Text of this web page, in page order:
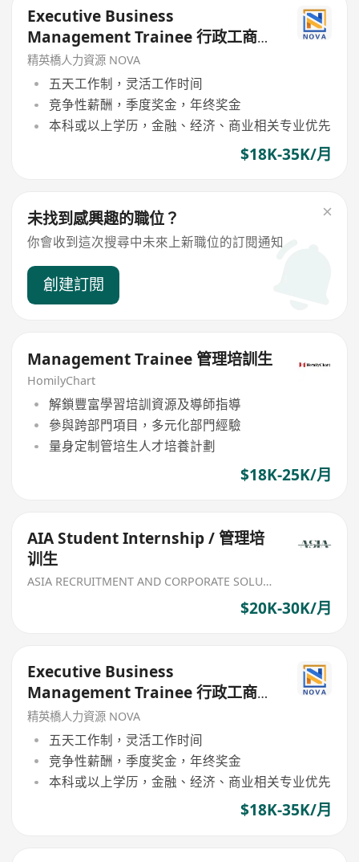
Executive Business
Management Trainee 行政工商管
理培訓生 (歡迎應屆畢業生/IANG)
精英橋人力資源 NOVA
五天工作制，灵活工作时间
竞争性薪酬，季度奖金，年终奖金
本科或以上学历，金融、经济、商业相关专业优先
$18K-35K/月
未找到感興趣的職位？
你會收到這次搜尋中未來上新職位的訂閱通知
創建訂閱
Management Trainee 管理培訓生
HomilyChart
解鎖豐富學習培訓資源及導師指導
參與跨部門項目，多元化部門經驗
量身定制管培生人才培養計劃
$18K-25K/月
AIA Student Internship / 管理培
训生
ASIA RECRUITMENT AND CORPORATE SOLUTION LIMITED
$20K-30K/月
Executive Business
Management Trainee 行政工商管
理培訓生 (歡迎應屆畢業生/IANG)
精英橋人力資源 NOVA
五天工作制，灵活工作时间
竞争性薪酬，季度奖金，年终奖金
本科或以上学历，金融、经济、商业相关专业优先
$18K-35K/月